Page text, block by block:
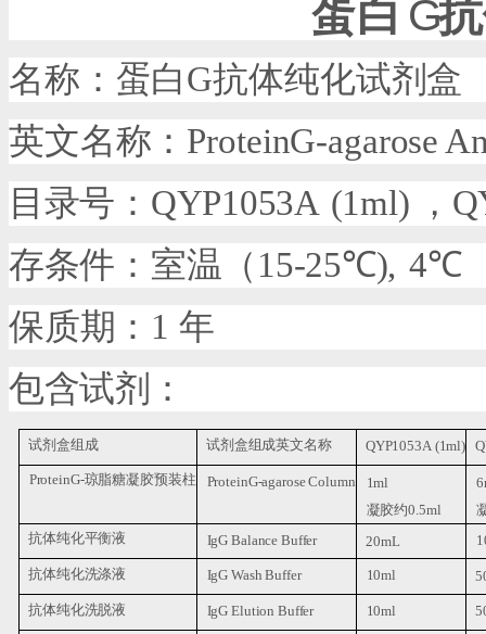
蛋白 G
名称：蛋白G抗体纯化试剂盒
英文名称： ProteinG-agarose
目录号： QYP1053A (1ml) ，
存条件：室温（ 15-25℃), 4℃
保质期： 1 年
包含试剂：
试剂盒组成 试剂盒组成英文名称 QYP1053A (1ml)
ProteinG-琼脂糖凝胶预装柱 ProteinG-agarose Column
1ml
凝胶约0.5ml
抗体纯化平衡液
IgG Balance Buffer 20mL
抗体纯化洗涤液 IgG Wash Buffer 10ml
抗体纯化洗脱液 IgG Elution Buffer 10ml